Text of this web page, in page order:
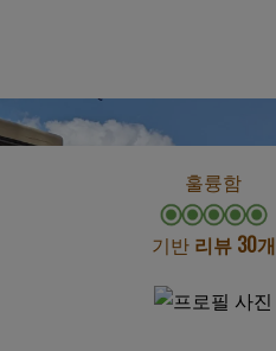
훌륭함
기반 리뷰 30개